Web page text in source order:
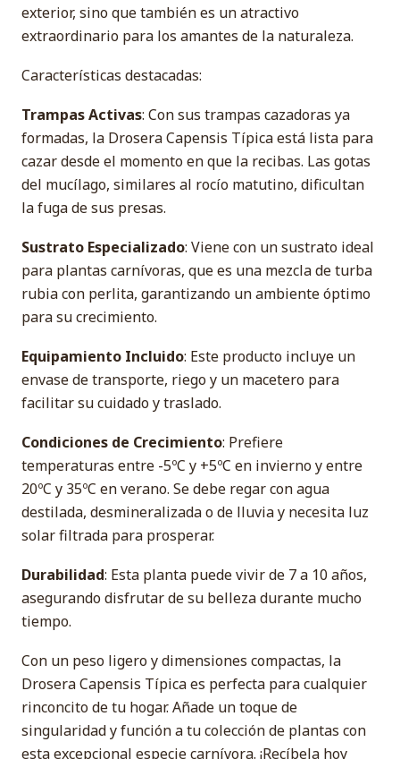
exterior, sino que también es un atractivo
extraordinario para los amantes de la naturaleza.
Características destacadas:
Trampas Activas: Con sus trampas cazadoras ya
formadas, la Drosera Capensis Típica está lista para
cazar desde el momento en que la recibas. Las gotas
del mucílago, similares al rocío matutino, dificultan
la fuga de sus presas.
Sustrato Especializado: Viene con un sustrato ideal
para plantas carnívoras, que es una mezcla de turba
rubia con perlita, garantizando un ambiente óptimo
para su crecimiento.
Equipamiento Incluido: Este producto incluye un
envase de transporte, riego y un macetero para
facilitar su cuidado y traslado.
Condiciones de Crecimiento: Prefiere
temperaturas entre -5ºC y +5ºC en invierno y entre
20ºC y 35ºC en verano. Se debe regar con agua
destilada, desmineralizada o de lluvia y necesita luz
solar filtrada para prosperar.
Durabilidad: Esta planta puede vivir de 7 a 10 años,
asegurando disfrutar de su belleza durante mucho
tiempo.
Con un peso ligero y dimensiones compactas, la
Drosera Capensis Típica es perfecta para cualquier
rinconcito de tu hogar. Añade un toque de
singularidad y función a tu colección de plantas con
esta excepcional especie carnívora. ¡Recíbela hoy